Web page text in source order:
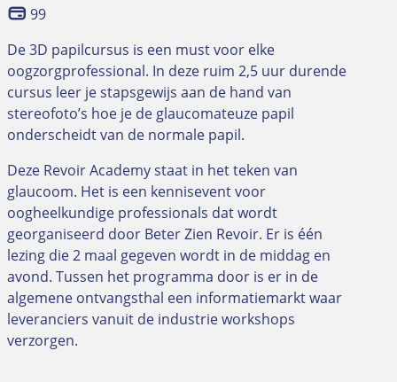
99
De 3D papilcursus is een must voor elke
oogzorgprofessional. In deze ruim 2,5 uur durende
cursus leer je stapsgewijs aan de hand van
stereofoto’s hoe je de glaucomateuze papil
onderscheidt van de normale papil.
Deze Revoir Academy staat in het teken van
glaucoom. Het is een kennisevent voor
oogheelkundige professionals dat wordt
georganiseerd door Beter Zien Revoir. Er is één
lezing die 2 maal gegeven wordt in de middag en
avond. Tussen het programma door is er in de
algemene ontvangsthal een informatiemarkt waar
leveranciers vanuit de industrie workshops
verzorgen.